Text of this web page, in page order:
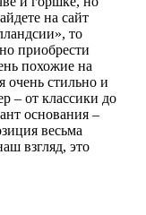
на сайт
то
приобрести
похожие на
очень стильно и
– от классики до
основания –
весьма
взгляд, это